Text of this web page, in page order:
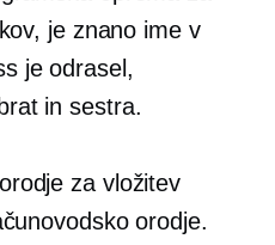
je znano ime v
je odrasel,
brat in sestra.
za vložitev
orodje.